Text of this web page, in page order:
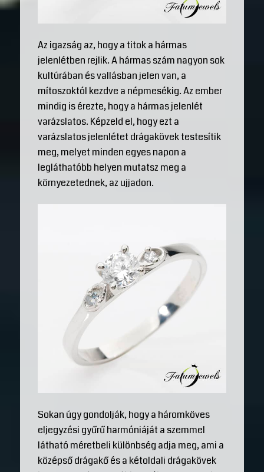
Az igazság az, hogy a titok a hármas
jelenlétben rejlik. A hármas szám nagyon sok
kultúrában és vallásban jelen van, a
mítoszoktól kezdve a népmesékig. Az ember
mindig is érezte, hogy a hármas jelenlét
varázslatos. Képzeld el, hogy ezt a
varázslatos jelenlétet drágakövek testesítik
meg, melyet minden egyes napon a
legláthatóbb helyen mutatsz meg a
környezetednek, az ujjadon.
Sokan úgy gondolják, hogy a háromköves
eljegyzési gyűrű harmóniáját a szemmel
látható méretbeli különbség adja meg, ami a
középső drágakő és a kétoldali drágakövek